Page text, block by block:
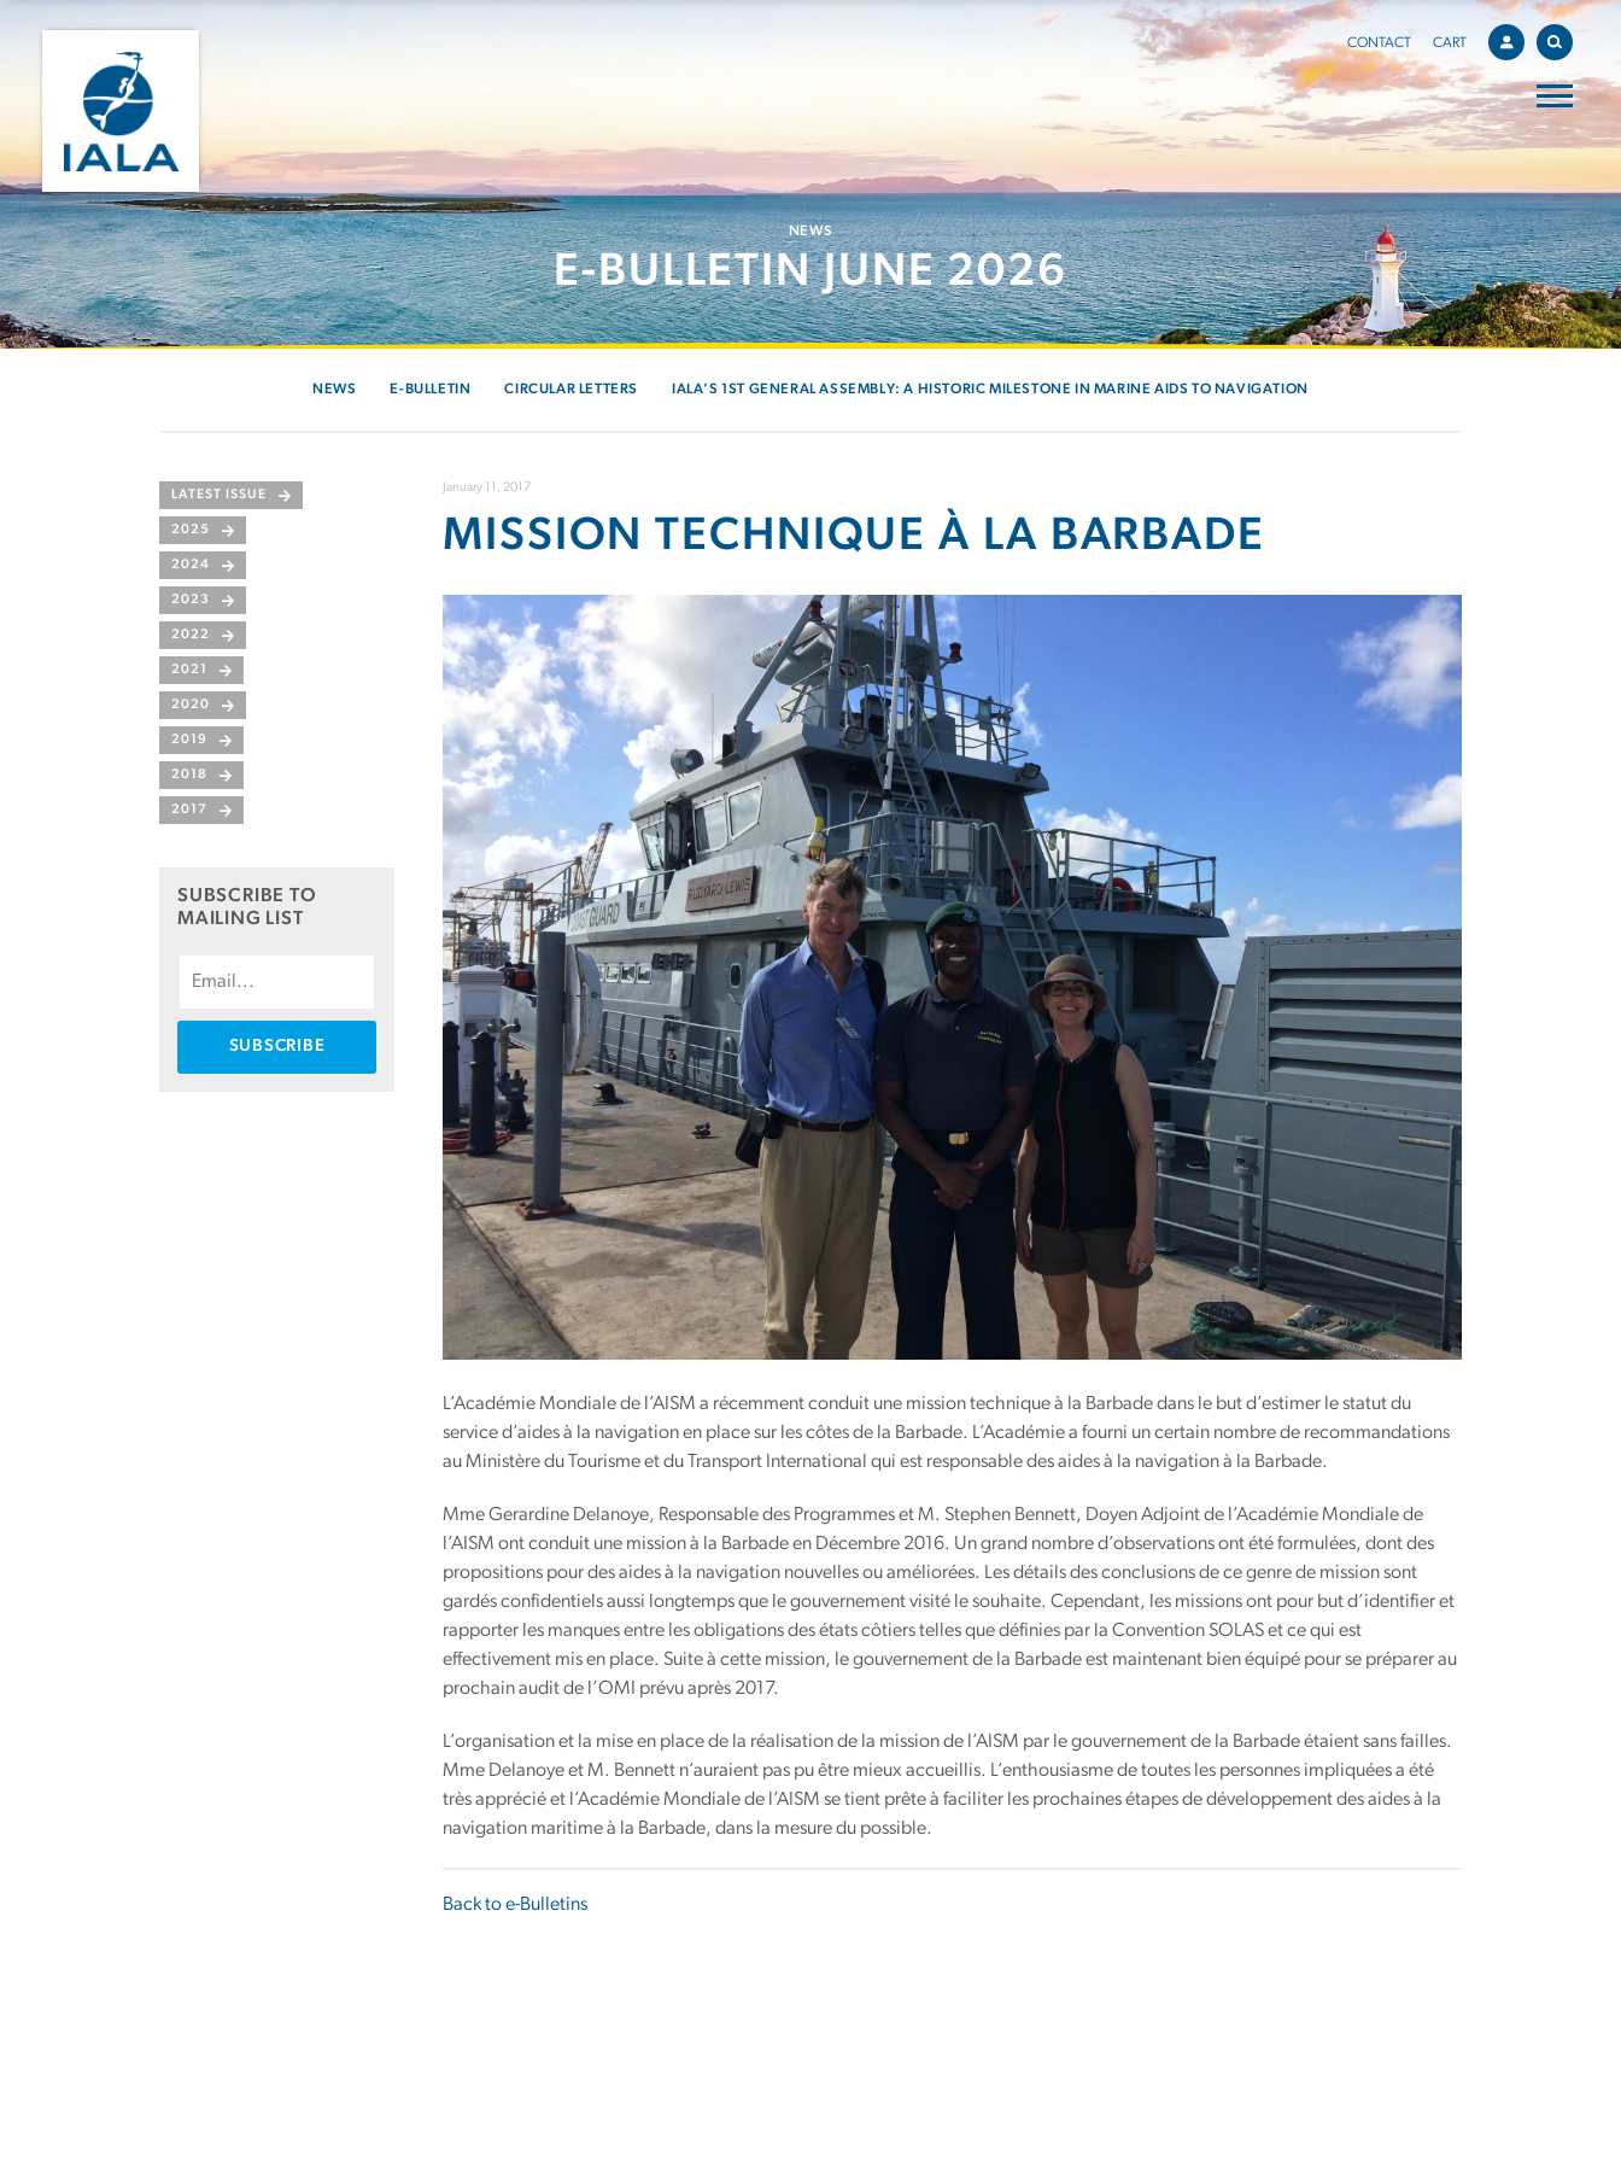
CONTACT CART
NEWS
E-BULLETIN JUNE 2026
NEWS E-BULLETIN CIRCULAR LETTERS IALA’S 1ST GENERAL ASSEMBLY: A HISTORIC MILESTONE IN MARINE AIDS TO NAVIGATION
LATEST ISSUE
2025
2024
2023
2022
2021
2020
2019
2018
2017
SUBSCRIBE TO
MAILING LIST
January 11, 2017
MISSION TECHNIQUE À LA BARBADE
L’Académie Mondiale de l’AISM a récemment conduit une mission technique à la Barbade dans le but d’estimer le statut du
service d’aides à la navigation en place sur les côtes de la Barbade. L’Académie a fourni un certain nombre de recommandations
au Ministère du Tourisme et du Transport International qui est responsable des aides à la navigation à la Barbade.
Mme Gerardine Delanoye, Responsable des Programmes et M. Stephen Bennett, Doyen Adjoint de l’Académie Mondiale de
l’AISM ont conduit une mission à la Barbade en Décembre 2016. Un grand nombre d’observations ont été formulées, dont des
propositions pour des aides à la navigation nouvelles ou améliorées. Les détails des conclusions de ce genre de mission sont
gardés confidentiels aussi longtemps que le gouvernement visité le souhaite. Cependant, les missions ont pour but d’identifier et
rapporter les manques entre les obligations des états côtiers telles que définies par la Convention SOLAS et ce qui est
effectivement mis en place. Suite à cette mission, le gouvernement de la Barbade est maintenant bien équipé pour se préparer au
prochain audit de l’OMI prévu après 2017.
L’organisation et la mise en place de la réalisation de la mission de l’AISM par le gouvernement de la Barbade étaient sans failles.
Mme Delanoye et M. Bennett n’auraient pas pu être mieux accueillis. L’enthousiasme de toutes les personnes impliquées a été
très apprécié et l’Académie Mondiale de l’AISM se tient prête à faciliter les prochaines étapes de développement des aides à la
navigation maritime à la Barbade, dans la mesure du possible.
Back to e-Bulletins